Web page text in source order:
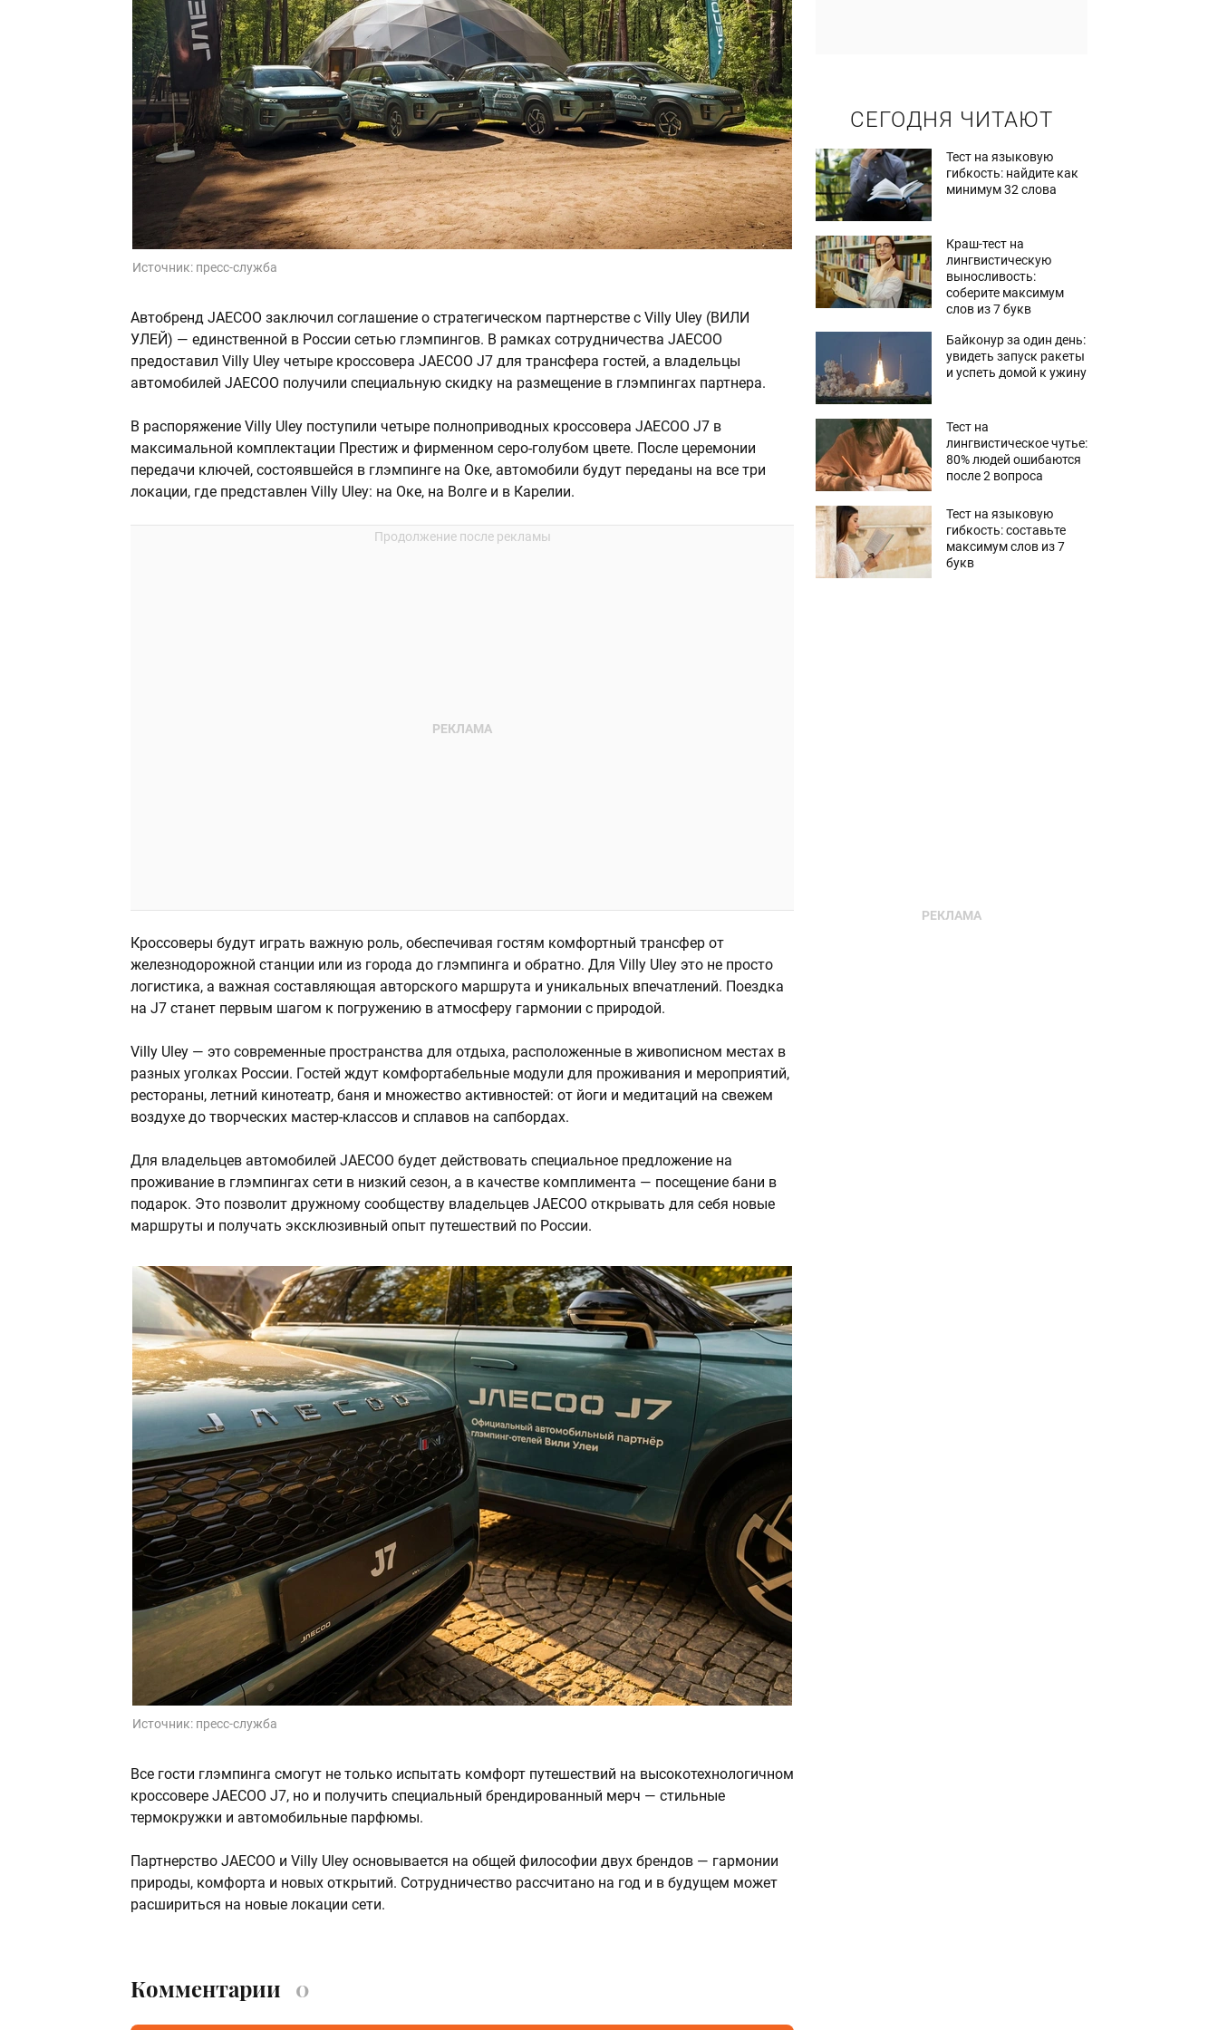
Источник: пресс-служба
Автобренд JAECOO заключил соглашение о стратегическом партнерстве с Villy Uley (ВИЛИ
УЛЕЙ) — единственной в России сетью глэмпингов. В рамках сотрудничества JAECOO
предоставил Villy Uley четыре кроссовера JAECOO J7 для трансфера гостей, а владельцы
автомобилей JAECOO получили специальную скидку на размещение в глэмпингах партнера.
В распоряжение Villy Uley поступили четыре полноприводных кроссовера JAECOO J7 в
максимальной комплектации Престиж и фирменном серо-голубом цвете. После церемонии
передачи ключей, состоявшейся в глэмпинге на Оке, автомобили будут переданы на все три
локации, где представлен Villy Uley: на Оке, на Волге и в Карелии.
Кроссоверы будут играть важную роль, обеспечивая гостям комфортный трансфер от
железнодорожной станции или из города до глэмпинга и обратно. Для Villy Uley это не просто
логистика, а важная составляющая авторского маршрута и уникальных впечатлений. Поездка
на J7 станет первым шагом к погружению в атмосферу гармонии с природой.
Villy Uley — это современные пространства для отдыха, расположенные в живописном местах в
разных уголках России. Гостей ждут комфортабельные модули для проживания и мероприятий,
рестораны, летний кинотеатр, баня и множество активностей: от йоги и медитаций на свежем
воздухе до творческих мастер-классов и сплавов на сапбордах.
Для владельцев автомобилей JAECOO будет действовать специальное предложение на
проживание в глэмпингах сети в низкий сезон, а в качестве комплимента — посещение бани в
подарок. Это позволит дружному сообществу владельцев JAECOO открывать для себя новые
маршруты и получать эксклюзивный опыт путешествий по России.
Источник: пресс-служба
Все гости глэмпинга смогут не только испытать комфорт путешествий на высокотехнологичном
кроссовере JAECOO J7, но и получить специальный брендированный мерч — стильные
термокружки и автомобильные парфюмы.
Партнерство JAECOO и Villy Uley основывается на общей философии двух брендов — гармонии
природы, комфорта и новых открытий. Сотрудничество рассчитано на год и в будущем может
расшириться на новые локации сети.
СЕГОДНЯ ЧИТАЮТ
Тест на языковую
гибкость: найдите как
минимум 32 слова
Краш-тест на
лингвистическую
выносливость:
соберите максимум
слов из 7 букв
Байконур за один день:
увидеть запуск ракеты
и успеть домой к ужину
Тест на
лингвистическое чутье:
80% людей ошибаются
после 2 вопроса
Тест на языковую
гибкость: составьте
максимум слов из 7
букв
Комментарии 0